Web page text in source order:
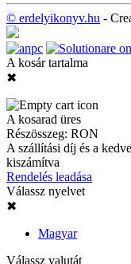
© erdelyikonyv.hu -
A kosár tartalma
✖
A kosarad üres
Részösszeg: RON
A szállítási díj és a
kiszámítva
Rendelés leadása
Válassz nyelvet
✖
Magyar
Válassz valutát